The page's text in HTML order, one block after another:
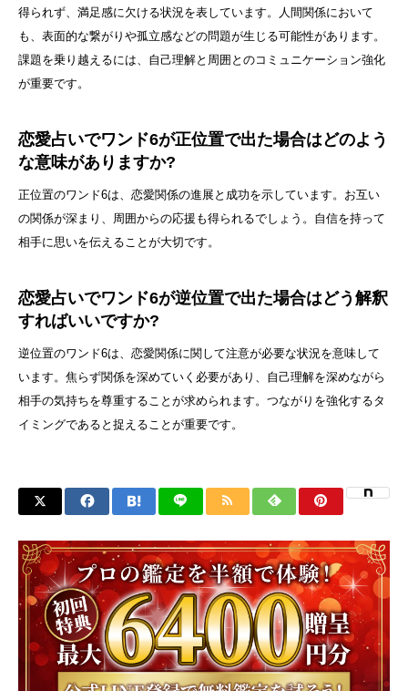
得られず、満足感に欠ける状況を表しています。人間関係において
も、表面的な繋がりや孤立感などの問題が生じる可能性があります。
課題を乗り越えるには、自己理解と周囲とのコミュニケーション強化
が重要です。
恋愛占いでワンド6が正位置で出た場合はどのよう
な意味がありますか?
正位置のワンド6は、恋愛関係の進展と成功を示しています。お互い
の関係が深まり、周囲からの応援も得られるでしょう。自信を持って
相手に思いを伝えることが大切です。
恋愛占いでワンド6が逆位置で出た場合はどう解釈
すればいいですか?
逆位置のワンド6は、恋愛関係に関して注意が必要な状況を意味して
います。焦らず関係を深めていく必要があり、自己理解を深めながら
相手の気持ちを尊重することが求められます。つながりを強化するタ
イミングであると捉えることが重要です。